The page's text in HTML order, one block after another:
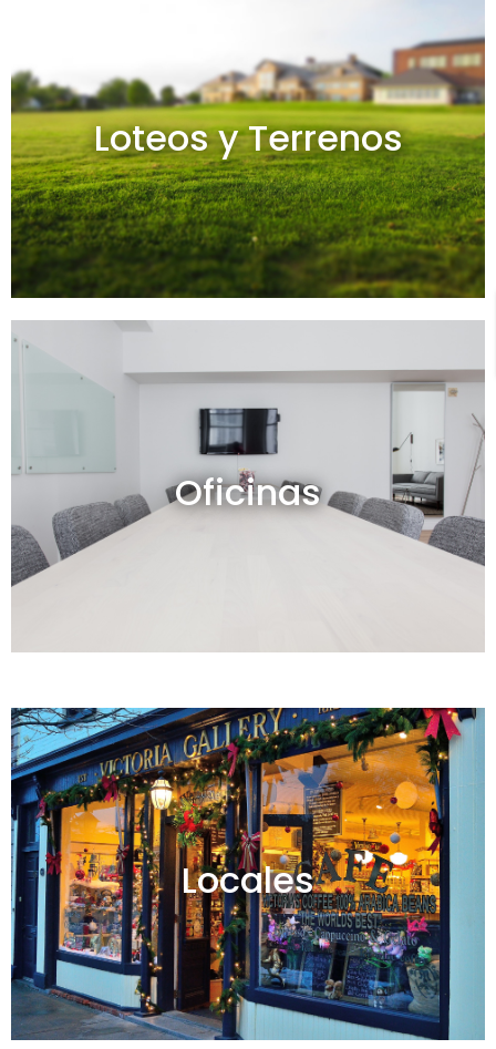
Loteos y Terrenos
Loteos y terrenos en venta
Ver todos
Oficinas
Oficinas en venta y alquiler
Locales
Locales en venta y alquiler
Ver todos